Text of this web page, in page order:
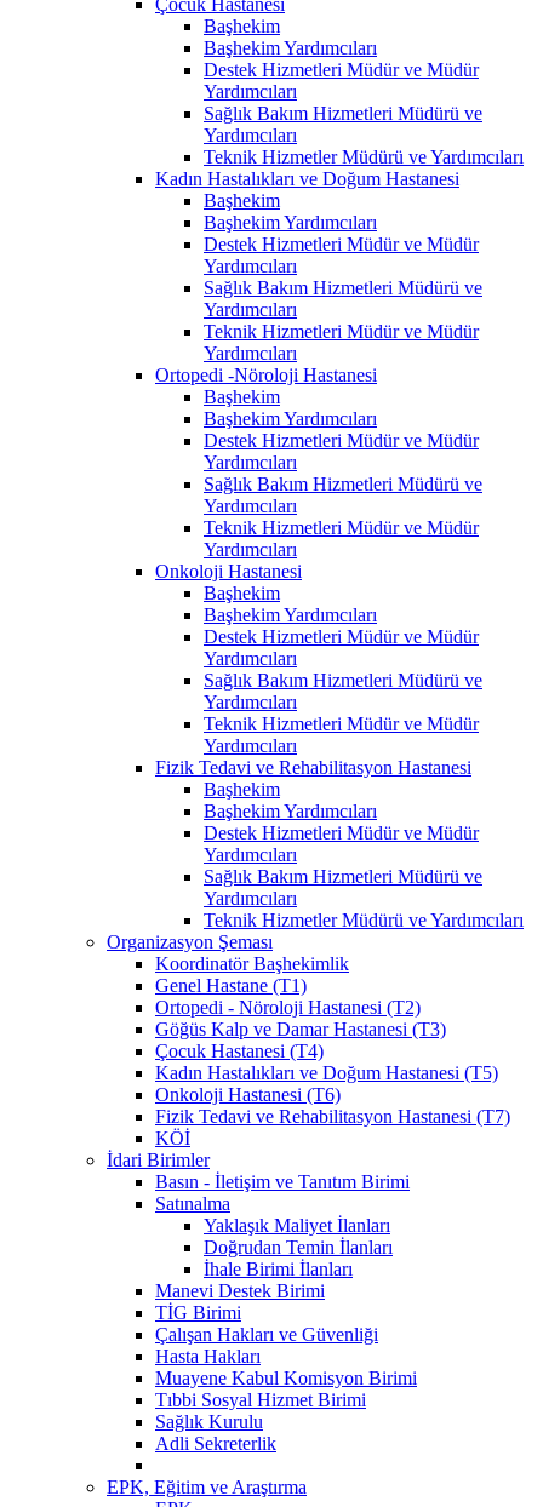
Başhekim
Başhekim Yardımcıları
Destek Hizmetleri Müdür ve Müdür
Yardımcıları
Sağlık Bakım Hizmetleri Müdürü ve
Yardımcıları
Teknik Hizmetler Müdürü ve Yardımcıları
Kadın Hastalıkları ve Doğum Hastanesi
Başhekim
Başhekim Yardımcıları
Destek Hizmetleri Müdür ve Müdür
Yardımcıları
Sağlık Bakım Hizmetleri Müdürü ve
Yardımcıları
Teknik Hizmetleri Müdür ve Müdür
Yardımcıları
Ortopedi -Nöroloji Hastanesi
Başhekim
Başhekim Yardımcıları
Destek Hizmetleri Müdür ve Müdür
Yardımcıları
Sağlık Bakım Hizmetleri Müdürü ve
Yardımcıları
Teknik Hizmetleri Müdür ve Müdür
Yardımcıları
Onkoloji Hastanesi
Başhekim
Başhekim Yardımcıları
Destek Hizmetleri Müdür ve Müdür
Yardımcıları
Sağlık Bakım Hizmetleri Müdürü ve
Yardımcıları
Teknik Hizmetleri Müdür ve Müdür
Yardımcıları
Fizik Tedavi ve Rehabilitasyon Hastanesi
Başhekim
Başhekim Yardımcıları
Destek Hizmetleri Müdür ve Müdür
Yardımcıları
Sağlık Bakım Hizmetleri Müdürü ve
Yardımcıları
Teknik Hizmetler Müdürü ve Yardımcıları
Organizasyon Şeması
Koordinatör Başhekimlik
Genel Hastane (T1)
Ortopedi - Nöroloji Hastanesi (T2)
Göğüs Kalp ve Damar Hastanesi (T3)
Çocuk Hastanesi (T4)
Kadın Hastalıkları ve Doğum Hastanesi (T5)
Onkoloji Hastanesi (T6)
Fizik Tedavi ve Rehabilitasyon Hastanesi (T7)
KÖİ
İdari Birimler
Basın - İletişim ve Tanıtım Birimi
Satınalma
Yaklaşık Maliyet İlanları
Doğrudan Temin İlanları
İhale Birimi İlanları
Manevi Destek Birimi
TİG Birimi
Çalışan Hakları ve Güvenliği
Hasta Hakları
Muayene Kabul Komisyon Birimi
Tıbbi Sosyal Hizmet Birimi
Sağlık Kurulu
Adli Sekreterlik
EPK, Eğitim ve Araştırma